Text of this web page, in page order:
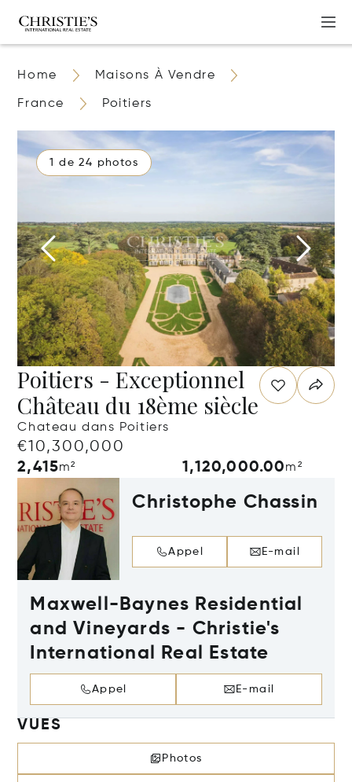
Home Maisons À Vendre
France Poitiers
1 de 24 photos
Poitiers - Exceptionnel
Château du 18ème siècle
Chateau dans Poitiers
€10,300,000
2,415m² 1,120,000.00m²
Christophe Chassin
Appel E-mail
Maxwell-Baynes Residential
and Vineyards - Christie's
International Real Estate
Appel E-mail
VUES
Photos